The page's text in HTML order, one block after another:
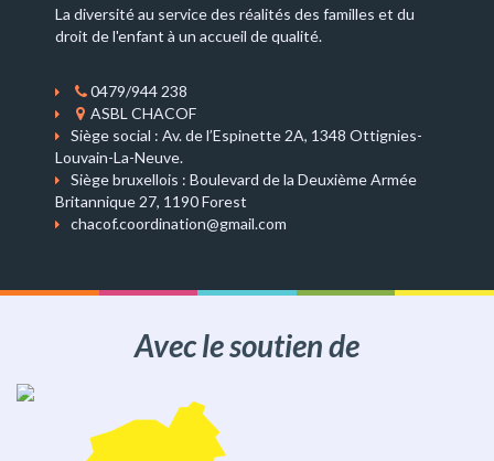
La diversité au service des réalités des familles et du
droit de l'enfant à un accueil de qualité.
0479/944 238
ASBL CHACOF
Siège social : Av. de l’Espinette 2A, 1348 Ottignies-
Louvain-La-Neuve.
Siège bruxellois : Boulevard de la Deuxième Armée
Britannique 27, 1190 Forest
chacof.coordination@gmail.com
Avec le soutien de